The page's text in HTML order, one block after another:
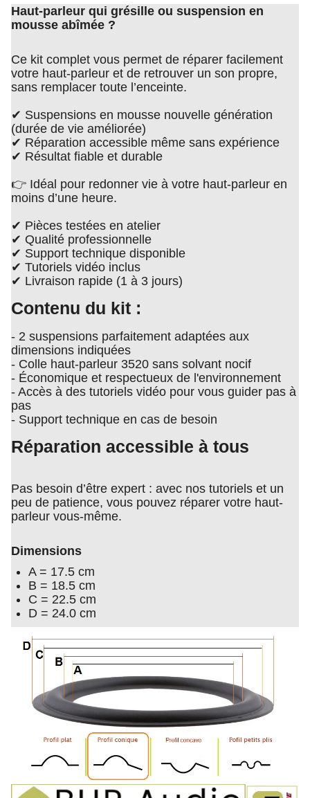
Haut-parleur qui grésille ou suspension en
mousse abîmée ?
Ce kit complet vous permet de réparer facilement
votre haut-parleur et de retrouver un son propre,
sans remplacer toute l’enceinte.
✔ Suspensions en mousse nouvelle génération
(durée de vie améliorée)
✔ Réparation accessible même sans expérience
✔ Résultat fiable et durable
👉 Idéal pour redonner vie à votre haut-parleur en
moins d’une heure.
✔ Pièces testées en atelier
✔ Qualité professionnelle
✔ Support technique disponible
✔ Tutoriels vidéo inclus
✔ Livraison rapide (1 à 3 jours)
Contenu du kit :
- 2 suspensions parfaitement adaptées aux
dimensions indiquées
- Colle haut-parleur 3520 sans solvant nocif
- Économique et respectueux de l'environnement
- Accès à des tutoriels vidéo pour vous guider pas à
pas
- Support technique en cas de besoin
Réparation accessible à tous
Pas besoin d’être expert : avec nos tutoriels et un
peu de patience, vous pouvez réparer votre haut-
parleur vous-même.
Dimensions
A = 17.5 cm
B = 18.5 cm
C = 22.5 cm
D = 24.0 cm